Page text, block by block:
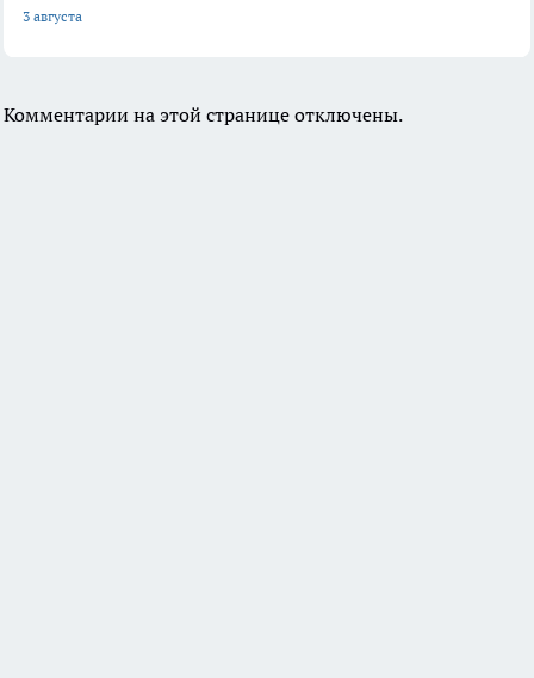
3 августа
Комментарии на этой странице отключены.